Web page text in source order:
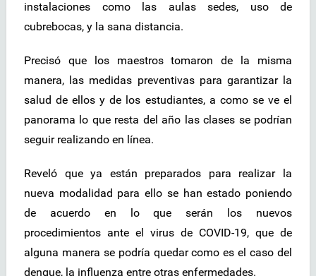
instalaciones como las aulas sedes, uso de
cubrebocas, y la sana distancia.
Precisó que los maestros tomaron de la misma
manera, las medidas preventivas para garantizar la
salud de ellos y de los estudiantes, a como se ve el
panorama lo que resta del año las clases se podrían
seguir realizando en línea.
Reveló que ya están preparados para realizar la
nueva modalidad para ello se han estado poniendo
de acuerdo en lo que serán los nuevos
procedimientos ante el virus de COVID-19, que de
alguna manera se podría quedar como es el caso del
dengue, la influenza entre otras enfermedades.